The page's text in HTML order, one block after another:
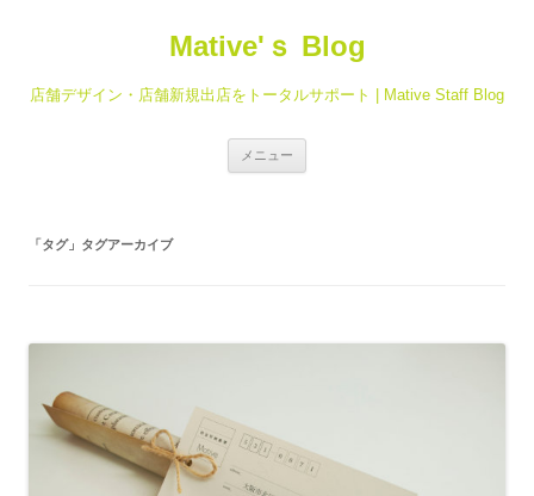
Mative'ｓ Blog
店舗デザイン・店舗新規出店をトータルサポート | Mative Staff Blog
メニュー
「タグ」タグアーカイブ